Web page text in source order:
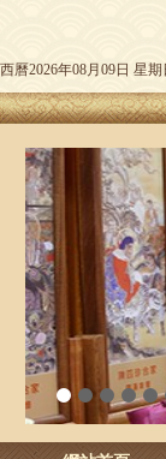
西曆2026年08月09日 星
1 3 4 5 6 7